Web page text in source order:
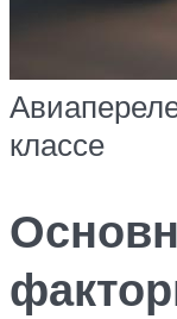
классе